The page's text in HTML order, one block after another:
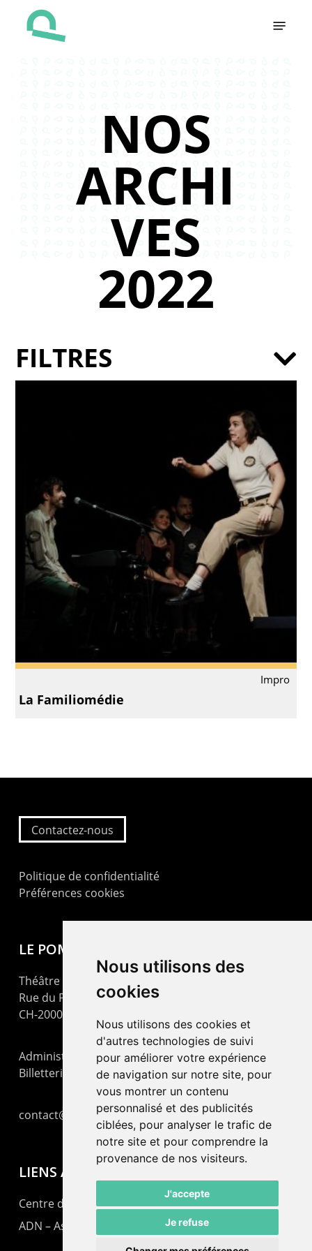
Nous utilisons des
cookies
Nous utilisons des cookies et
d'autres technologies de suivi
pour améliorer votre expérience
de navigation sur notre site, pour
vous montrer un contenu
personnalisé et des publicités
ciblées, pour analyser le trafic de
notre site et pour comprendre la
provenance de nos visiteurs.
J'accepte
Je refuse
NOS
ARCHI
VES
2022
Impro
La Familiomédie
FILTRES
Contactez-nous
Politique de confidentialité
Préférences cookies
LE POMMIER
Théâtre – Centre Culturel Neuchâtelois
Rue du Pommier 9
CH-2000 Neuchâtel
Administration : +41 32 725 03 03
Billetterie : +41 32 725 05 05
contact@lepommier.ch
LIENS AMIS
Centre de culture ABC
ADN – Association Danse Neuchâtel